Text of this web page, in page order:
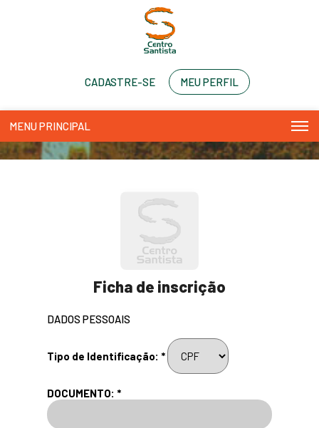
CADASTRE-SE MEU PERFIL
MENU PRINCIPAL
Ficha de inscrição
DADOS PESSOAIS
Tipo de Identificação: *
DOCUMENTO: *